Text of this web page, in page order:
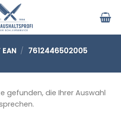
EAN / 7612446502005
gefunden, die Ihrer Auswahl